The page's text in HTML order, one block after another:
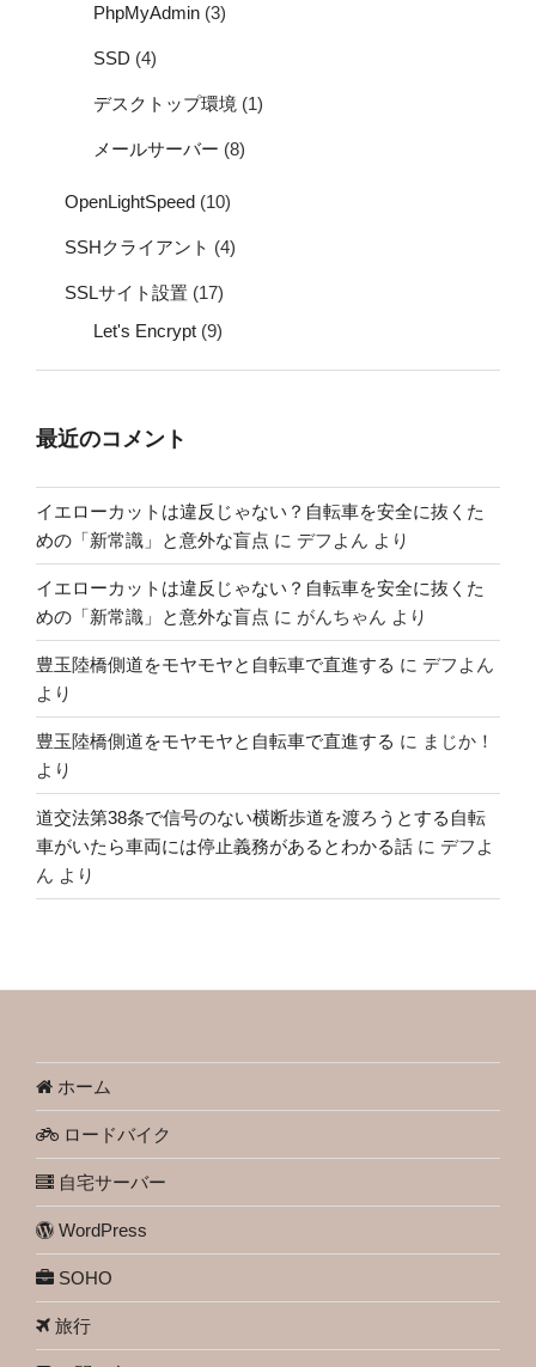
PhpMyAdmin (3)
SSD (4)
デスクトップ環境 (1)
メールサーバー (8)
OpenLightSpeed (10)
SSHクライアント (4)
SSLサイト設置 (17)
Let's Encrypt (9)
最近のコメント
イエローカットは違反じゃない？自転車を安全に抜くた
めの「新常識」と意外な盲点 に デフよん より
イエローカットは違反じゃない？自転車を安全に抜くた
めの「新常識」と意外な盲点 に がんちゃん より
豊玉陸橋側道をモヤモヤと自転車で直進する に デフよん
より
豊玉陸橋側道をモヤモヤと自転車で直進する に まじか！
より
道交法第38条で信号のない横断歩道を渡ろうとする自転
車がいたら車両には停止義務があるとわかる話 に デフよ
ん より
ホーム
ロードバイク
自宅サーバー
WordPress
SOHO
旅行